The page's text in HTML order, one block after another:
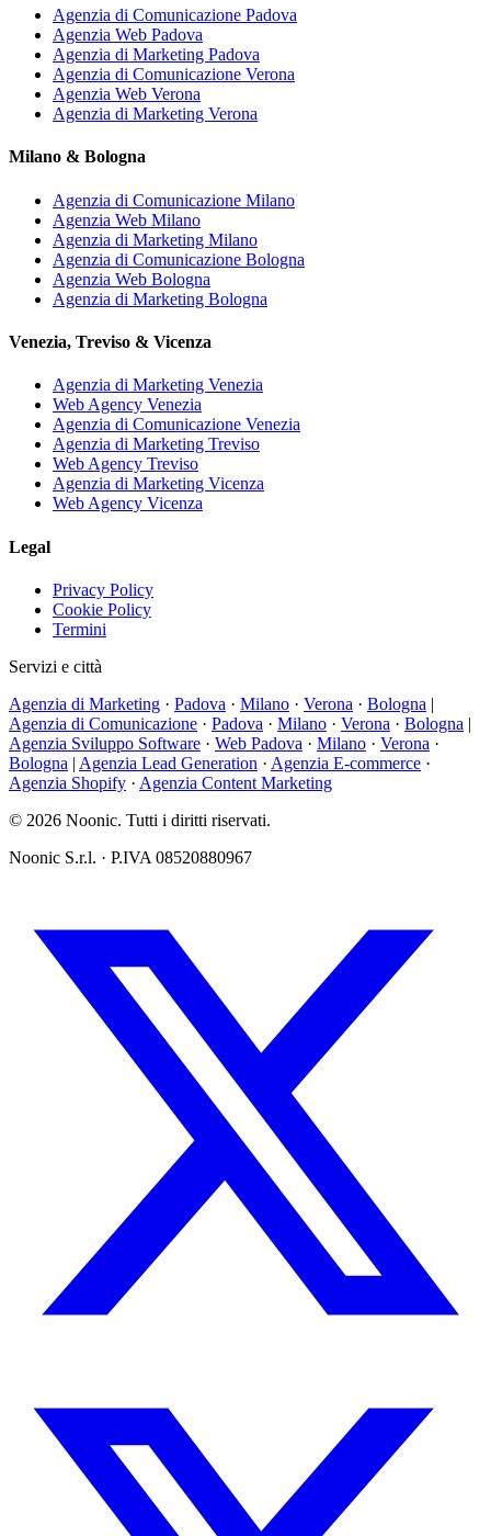
Agenzia di Comunicazione Padova
Agenzia Web Padova
Agenzia di Marketing Padova
Agenzia di Comunicazione Verona
Agenzia Web Verona
Agenzia di Marketing Verona
Milano & Bologna
Agenzia di Comunicazione Milano
Agenzia Web Milano
Agenzia di Marketing Milano
Agenzia di Comunicazione Bologna
Agenzia Web Bologna
Agenzia di Marketing Bologna
Venezia, Treviso & Vicenza
Agenzia di Marketing Venezia
Web Agency Venezia
Agenzia di Comunicazione Venezia
Agenzia di Marketing Treviso
Web Agency Treviso
Agenzia di Marketing Vicenza
Web Agency Vicenza
Legal
Privacy Policy
Cookie Policy
Termini
Servizi e città
Agenzia di Marketing · Padova · Milano · Verona · Bologna |
Agenzia di Comunicazione · Padova · Milano · Verona · Bologna |
Agenzia Sviluppo Software · Web Padova · Milano · Verona ·
Bologna | Agenzia Lead Generation · Agenzia E-commerce ·
Agenzia Shopify · Agenzia Content Marketing
© 2026 Noonic. Tutti i diritti riservati.
Noonic S.r.l. · P.IVA 08520880967